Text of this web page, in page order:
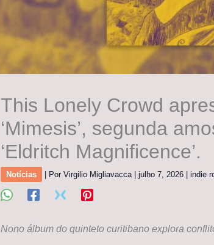
This Lonely Crowd
‘Mimesis’, segunda
‘Eldritch Magnificence’.
Notícias | Por Virgilio Migliavacca julho 7, 2026 indie
Nono álbum do quinteto curitibano explora